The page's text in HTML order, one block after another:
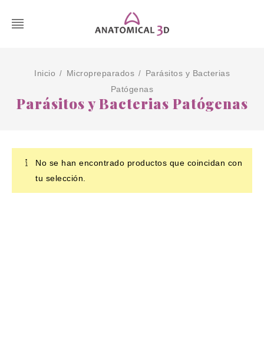
Inicio / Micropreparados /
Parásitos y Bacterias
Patógenas
Parásitos y Bacterias Patógenas
No se han encontrado productos que coincidan con
tu selección.